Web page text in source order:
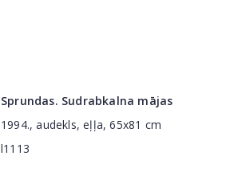
Sprundas. Sudrabkalna mājas
1994., audekls, eļļa, 65x81 cm
l1113